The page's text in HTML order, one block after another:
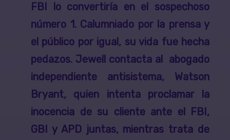
FBI lo convertiría en el sospechoso
número 1. Calumniado por la prensa y
el público por igual, su vida fue hecha
pedazos. Jewell
contacta al abogado
independiente antisistema, Watson
Bryant, quien intenta proclamar la
inocencia de su cliente ante el FBI,
GBI y APD juntas, mientras trata de